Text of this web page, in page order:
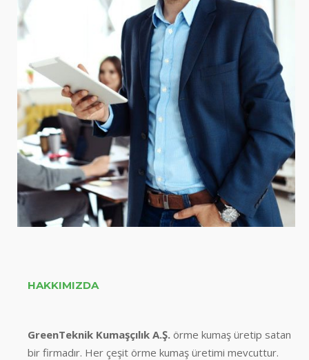
HAKKIMIZDA
GreenTeknik Kumaşçılık A.Ş. örme kumaş üretip satan
bir firmadır. Her çeşit örme kumaş üretimi mevcuttur.